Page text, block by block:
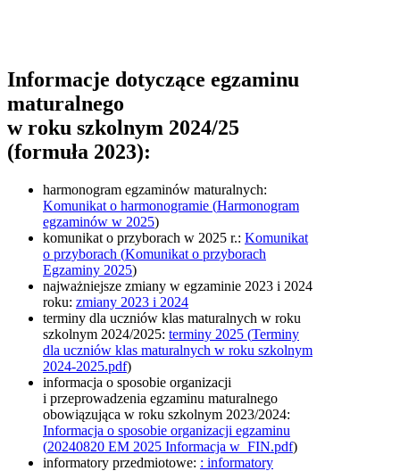
Informacje dotyczące egzaminu
maturalnego
w roku szkolnym 2024/25
(formuła 2023):
harmonogram egzaminów maturalnych:
Komunikat o harmonogramie (Harmonogram
egzaminów w 2025)
komunikat o przyborach w 2025 r.: Komunikat
o przyborach (Komunikat o przyborach
Egzaminy 2025)
najważniejsze zmiany w egzaminie 2023 i 2024
roku: zmiany 2023 i 2024
terminy dla uczniów klas maturalnych w roku
szkolnym 2024/2025: terminy 2025 (Terminy
dla uczniów klas maturalnych w roku szkolnym
2024-2025.pdf)
informacja o sposobie organizacji
i przeprowadzenia egzaminu maturalnego
obowiązująca w roku szkolnym 2023/2024:
Informacja o sposobie organizacji egzaminu
(20240820 EM 2025 Informacja w_FIN.pdf)
informatory przedmiotowe: : informatory